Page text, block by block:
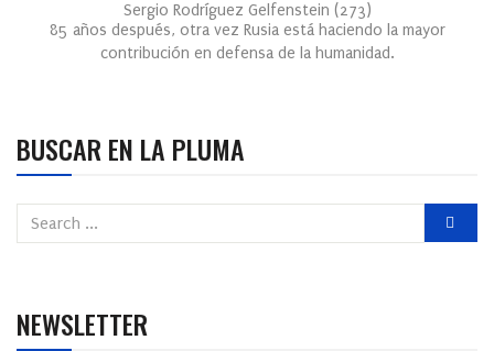
Sergio Rodríguez Gelfenstein (273)
85 años después, otra vez Rusia está haciendo la mayor
contribución en defensa de la humanidad.
BUSCAR EN LA PLUMA
NEWSLETTER